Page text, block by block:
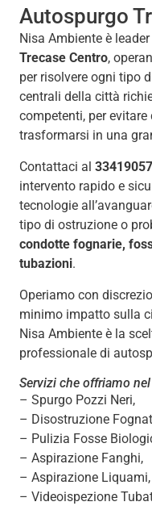
Autospurgo
Nisa Ambiente è
Trecase Centro,
per risolvere ogni tipo
centrali della città
competenti, per
trasformarsi in una
Contattaci al
intervento rapido e
tecnologie
tipo di ostruzione o
condotte fognarie,
tubazioni.
Operiamo con
minimo impatto sulla
Nisa Ambiente è la
professionale di
Servizi che offriamo
– Spurgo Pozzi Neri,
– Disostruzione
– Pulizia Fosse
– Aspirazione Fanghi,
– Aspirazione Liquami,
– Videoispezione